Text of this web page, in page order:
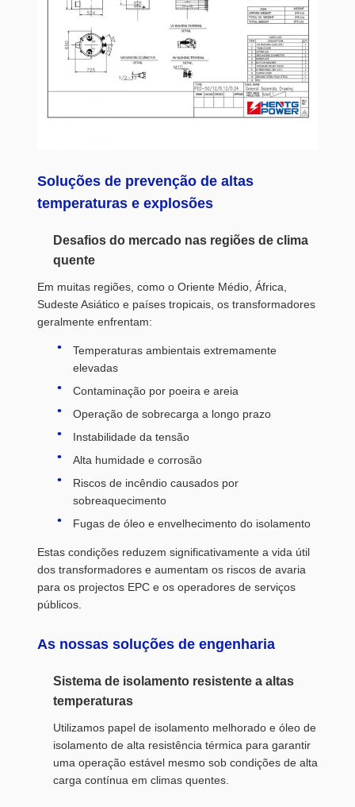
Soluções de prevenção de altas
temperaturas e explosões
Desafios do mercado nas regiões de clima
quente
Em muitas regiões, como o Oriente Médio, África,
Sudeste Asiático e países tropicais, os transformadores
geralmente enfrentam:
Temperaturas ambientais extremamente
elevadas
Contaminação por poeira e areia
Operação de sobrecarga a longo prazo
Instabilidade da tensão
Alta humidade e corrosão
Riscos de incêndio causados por
sobreaquecimento
Fugas de óleo e envelhecimento do isolamento
Estas condições reduzem significativamente a vida útil
dos transformadores e aumentam os riscos de avaria
para os projectos EPC e os operadores de serviços
públicos.
As nossas soluções de engenharia
Sistema de isolamento resistente a altas
temperaturas
Utilizamos papel de isolamento melhorado e óleo de
isolamento de alta resistência térmica para garantir
uma operação estável mesmo sob condições de alta
carga contínua em climas quentes.